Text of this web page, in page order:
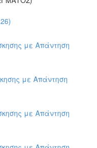
με Απάντηση
με Απάντηση
με Απάντηση